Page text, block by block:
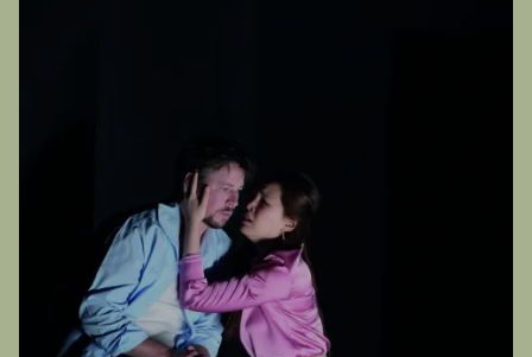
Preis: Kinder 8 Euro / Erwachsene 15 Euro
Für weitere Informationen hier klicken.
Der Vorverkauf beginnt jeweils zum 15. des
vorvorhergehenden Monats.
Für weitere Informationen hier klicken.